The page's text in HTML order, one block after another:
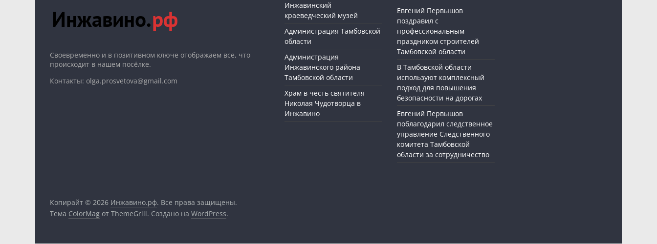
Cвоевременно и в позитивном ключе отображаем все, что
происходит в нашем посёлке.
Контакты: olga.prosvetova@gmail.com
Инжавинский
краеведческий музей
Администрация Тамбовской
области
Администрация
Инжавинского района
Тамбовской области
Храм в честь святителя
Николая Чудотворца в
Инжавино
Евгений Первышов
поздравил с
профессиональным
праздником строителей
Тамбовской области
В Тамбовской области
используют комплексный
подход для повышения
безопасности на дорогах
Евгений Первышов
поблагодарил следственное
управление Следственного
комитета Тамбовской
области за сотрудничество
Копирайт © 2026 Инжавино.рф. Все права защищены.
Тема ColorMag от ThemeGrill. Создано на WordPress.